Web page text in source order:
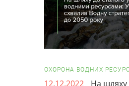
ОХОРОНА ВОДНИХ
12.12.2022
На шляху